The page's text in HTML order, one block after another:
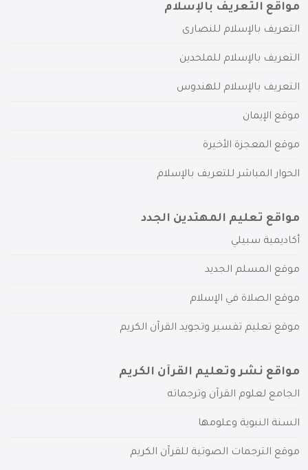
مواقع التعريف بالإسلام
التعريف بالإسلام للنصارى
التعريف بالإسلام للملحدين
التعريف بالإسلام للهندوس
موقع الإيمان
موقع المعجزة الأخيرة
الحوار المباشر للتعريف بالإسلام
مواقع تعليم المهتدين الجدد
أكاديمية سبيلي
موقع المسلم الجديد
موقع الصلاة في الإسلام
موقع تعليم تفسير وتجويد القرآن الكريم
مواقع نشر وتعليم القرآن الكريم
الجامع لعلوم القرآن وترجماته
السنة النبوية وعلومها
موقع الترجمات الصوتية للقرآن الكريم